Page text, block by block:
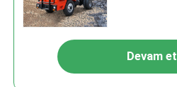
Devam et